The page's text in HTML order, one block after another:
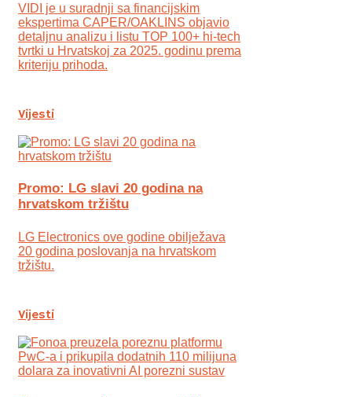
VIDI je u suradnji sa financijskim
ekspertima CAPER/OAKLINS objavio
detaljnu analizu i listu TOP 100+ hi-tech
tvrtki u Hrvatskoj za 2025. godinu prema
kriteriju prihoda.
Vijesti
Promo: LG slavi 20 godina na
hrvatskom tržištu
LG Electronics ove godine obilježava
20 godina poslovanja na hrvatskom
tržištu.
Vijesti